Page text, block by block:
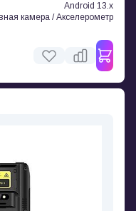
Android 13.x
камера / Акселерометр